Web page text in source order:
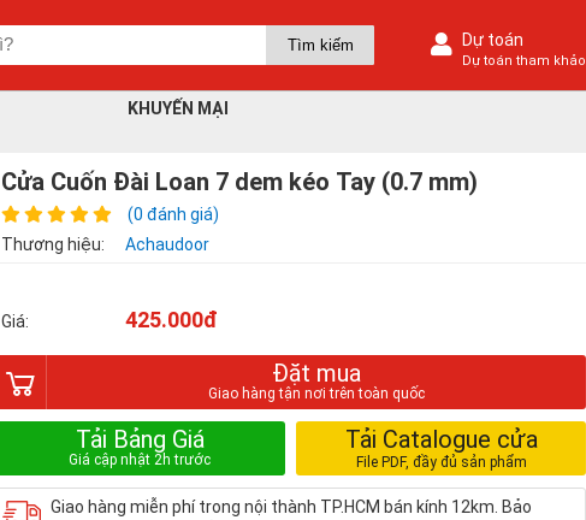
Dự toán
Dự toán tham khảo
KHUYẾN MẠI
Cửa Cuốn Đài Loan 7 dem kéo Tay (0.7 mm)
(0 đánh giá)
Thương hiệu:
Achaudoor
Giá: 425.000đ
Đặt mua
Tải Bảng Giá Tải Catalogue cửa
Giao hàng miễn phí trong nội thành TP.HCM bán kính 12km. Bảo